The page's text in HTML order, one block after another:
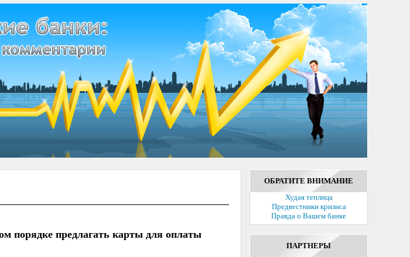
порядке предлагать карты для оплаты
ОБРАТИТЕ ВНИМАНИЕ
Худая теплица
Предвестники кризиса
Правда о Вашем банке
ПАРТНЕРЫ